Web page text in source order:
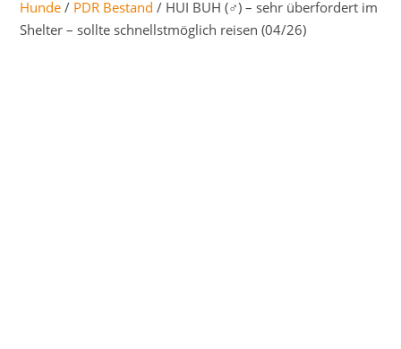
Hunde / PDR Bestand / HUI BUH (♂) – sehr überfordert im
Shelter – sollte schnellstmöglich reisen (04/26)